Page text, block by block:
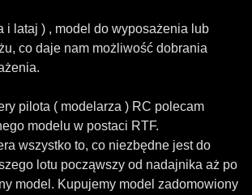
i lataj ) , model do wyposażenia lub
co daje nam możliwość dobrania
pilota ( modelarza ) RC polecam
modelu w postaci RTF.
wszystko to, co niezbędne jest do
lotu począwszy od nadajnika aż po
model. Kupujemy model zadomowiony